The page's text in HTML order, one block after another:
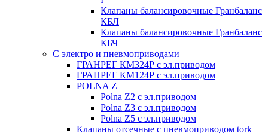
Клапаны балансировочные Гранбаланс
КБЛ
Клапаны балансировочные Гранбаланс
КБЧ
С электро и пневмоприводами
ГРАНРЕГ КМ324Р с эл.приводом
ГРАНРЕГ КМ124Р с эл.приводом
POLNA Z
Polna Z2 с эл.приводом
Polna Z3 с эл.приводом
Polna Z5 с эл.приводом
Клапаны отсечные с пневмоприводом tork